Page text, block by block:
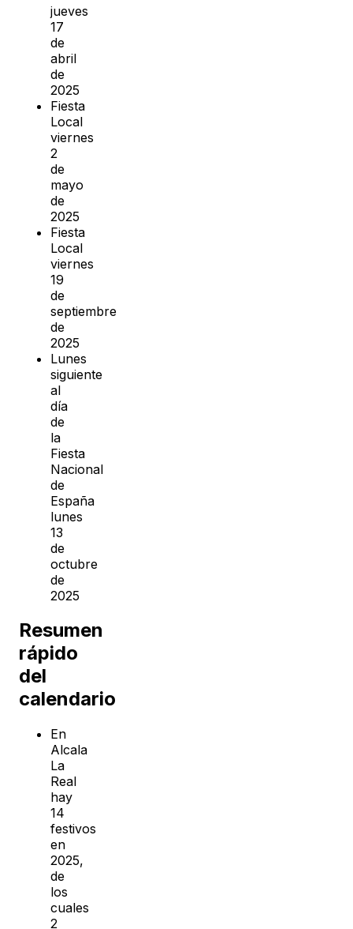
jueves
17
de
abril
de
2025
Fiesta
Local
viernes
2
de
mayo
de
2025
Fiesta
Local
viernes
19
de
septiembre
de
2025
Lunes
siguiente
al
día
de
la
Fiesta
Nacional
de
España
lunes
13
de
octubre
de
2025
Resumen
rápido
del
calendario
En
Alcala
La
Real
hay
14
festivos
en
2025,
de
los
cuales
2